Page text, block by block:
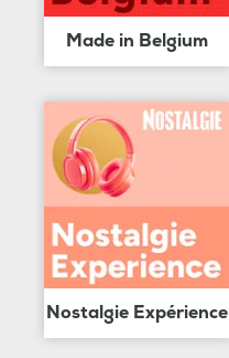
Made in Belgium
Nostalgie Expérience